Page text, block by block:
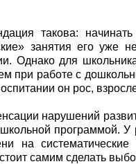
такова:
занятия его уже
Однако для
при работе с
он рос,
нарушений
программой.
на
самим сделать